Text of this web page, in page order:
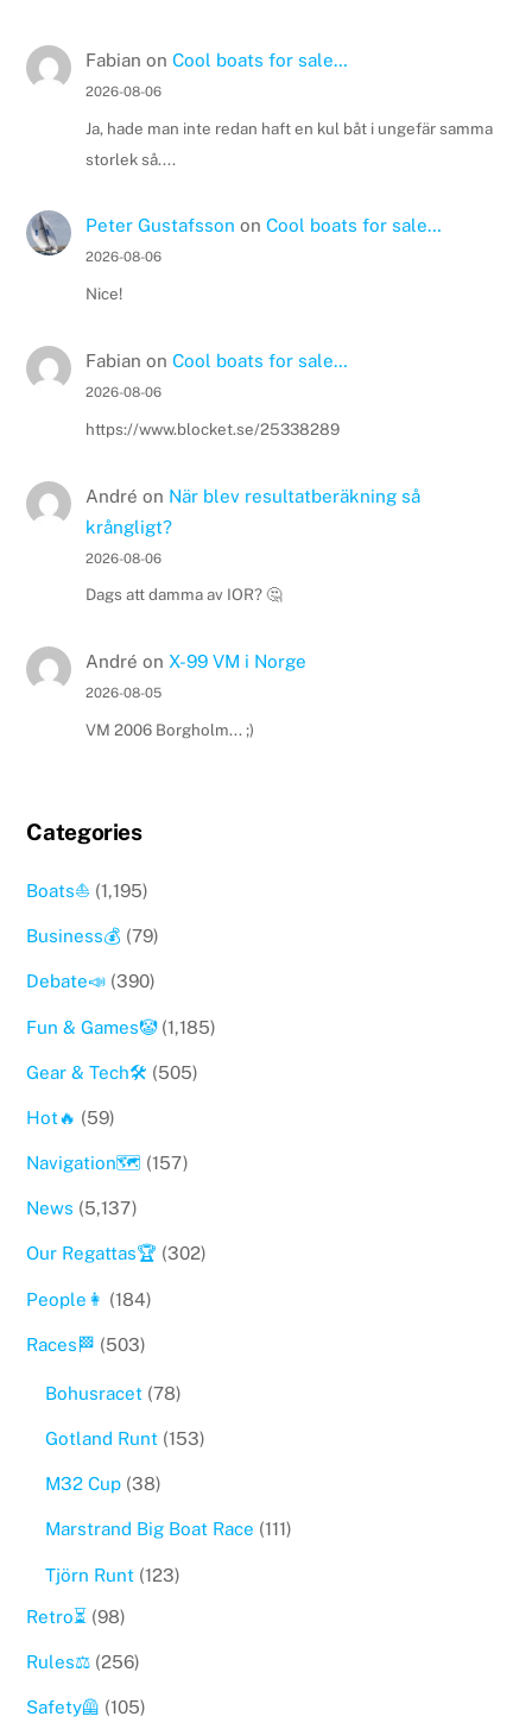
Fabian on Cool boats for sale…
2026-08-06
Ja, hade man inte redan haft en kul båt i ungefär samma
storlek så....
Peter Gustafsson on Cool boats for sale…
2026-08-06
Nice!
Fabian on Cool boats for sale…
2026-08-06
https://www.blocket.se/25338289
André on När blev resultatberäkning så
krångligt?
2026-08-06
Dags att damma av IOR? 🤔
André on X-99 VM i Norge
2026-08-05
VM 2006 Borgholm... ;)
Categories
Boats⛵️ (1,195)
Business💰 (79)
Debate📣 (390)
Fun & Games🤡(1,185)
Gear & Tech🛠 (505)
Hot🔥 (59)
Navigation🗺 (157)
News (5,137)
Our Regattas🏆 (302)
People👩 (184)
Races🏁 (503)
Bohusracet(78)
Gotland Runt(153)
M32 Cup(38)
Marstrand Big Boat Race (111)
Tjörn Runt(123)
Retro⏳ (98)
Rules⚖️ (256)
Safety🦺 (105)